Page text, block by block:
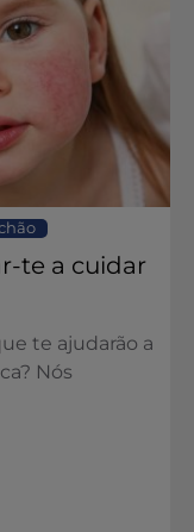
te a cuidar
te ajudarão a
Nós